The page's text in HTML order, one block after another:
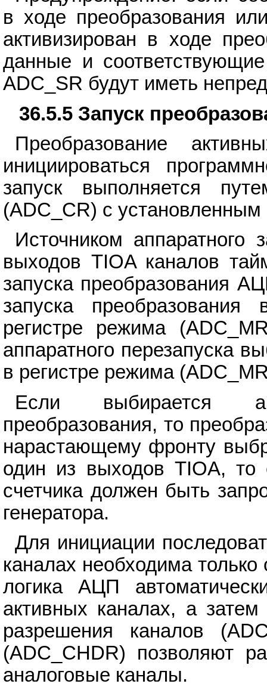
в ходе преобразования
активизирован в ходе
данные и
ADC_SR будут иметь
36.5.5 Запуск
Преобразование
инициироваться
запуск выполняется
(ADC_CR) с установленным
Источником аппаратного
выходов TIOA каналов
запуска преобразования
запуска
регистре режима
аппаратного перезапуска
в регистре режима
Если выбирается
преобразования, то
нарастающему фронту
один из выходов TIOA, то
счетчика должен быть
генератора.
Для инициации
каналах необходима
логика АЦП
активных каналах, а
разрешения каналов
(ADC_CHDR) позволяют
аналоговые каналы.